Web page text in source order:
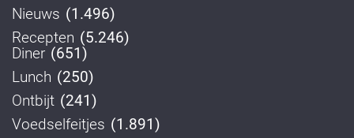
Nieuws (1.496)
Recepten (5.246)
Diner (651)
Lunch (250)
Ontbijt (241)
Voedselfeitjes (1.891)